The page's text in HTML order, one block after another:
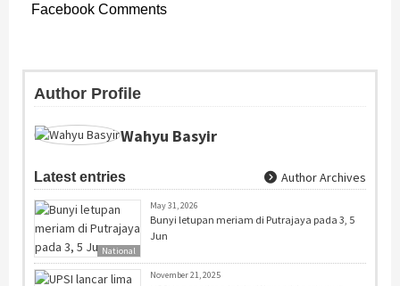
Facebook Comments
Author Profile
Wahyu Basyir
Latest entries Author Archives
National
May 31, 2026
Bunyi letupan meriam di Putrajaya pada 3, 5
Jun
November 21, 2025